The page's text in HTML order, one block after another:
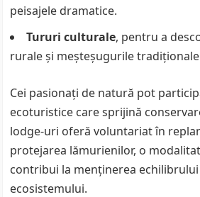
peisajele dramatice.
Tururi culturale, pentru a
rurale și meșteșugurile
Cei pasionați de natură pot
ecoturistice care sprijină
lodge-uri oferă voluntariat în
protejarea lămurienilor, o
contribui la menținerea
ecosistemului.